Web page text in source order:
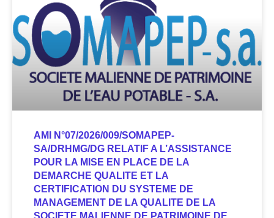
AMI N°07/2026/009/SOMAPEP-
SA/DRHMG/DG RELATIF A L’ASSISTANCE
POUR LA MISE EN PLACE DE LA
DEMARCHE QUALITE ET LA
CERTIFICATION DU SYSTEME DE
MANAGEMENT DE LA QUALITE DE LA
SOCIETE MALIENNE DE PATRIMOINE DE